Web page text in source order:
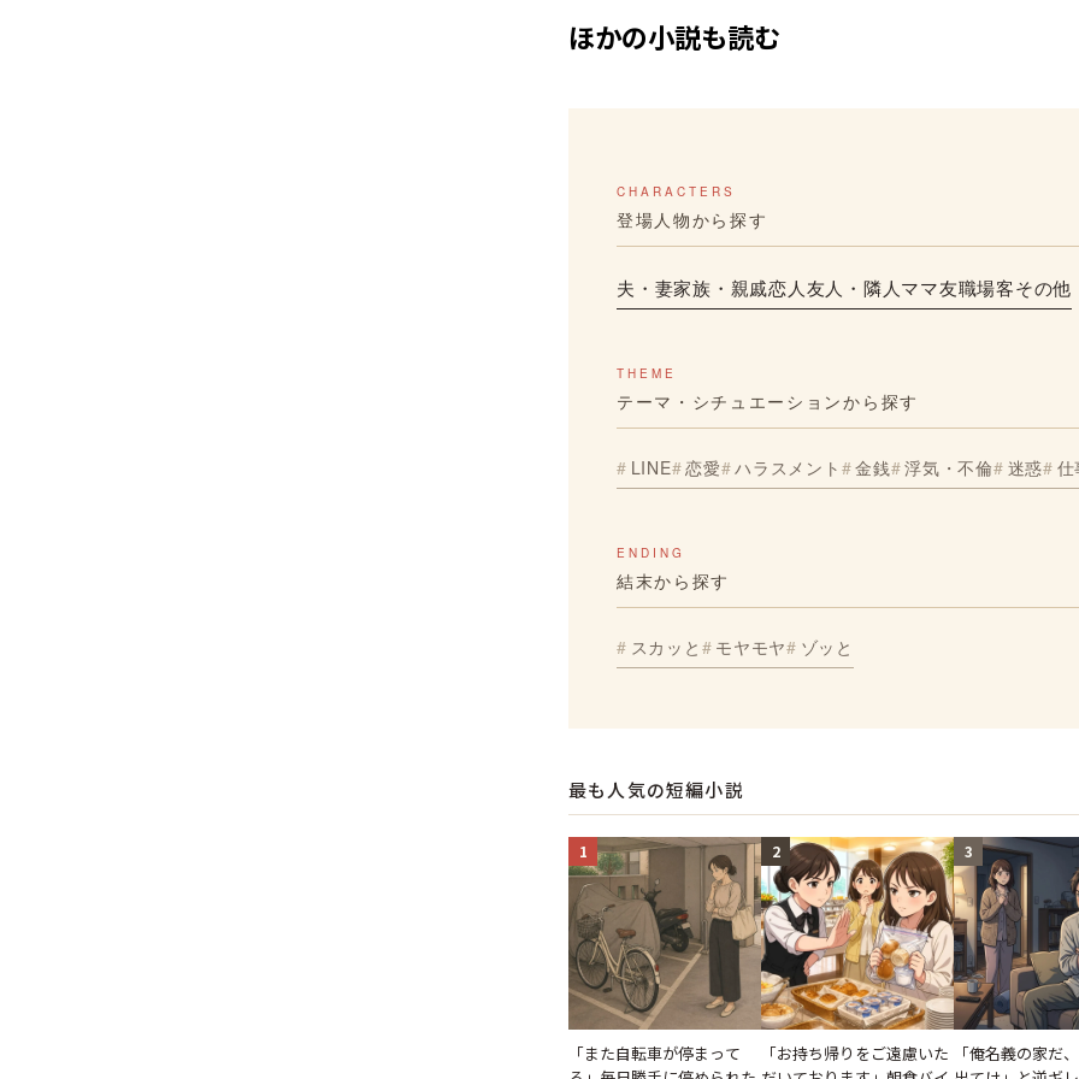
ほかの小説も読む
CHARACTERS
登場人物から探す
夫・妻家族・親戚恋人友人・隣人ママ友職場客その他
THEME
テーマ・シチュエーションから探す
LINE 恋愛 ハラスメント 金銭 浮気・不倫 迷惑 仕
ENDING
結末から探す
スカッと モヤモヤ ゾッと
最も人気の短編小説
1
「また自転車が停まって
2
「お持ち帰りをご遠慮いた
3
「俺名義の家だ